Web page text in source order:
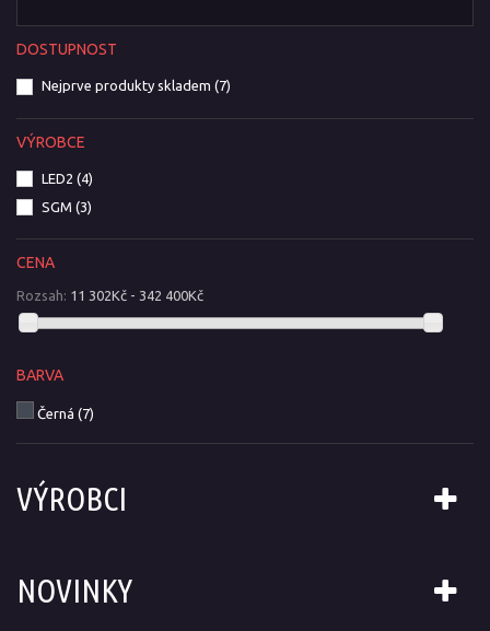
DOSTUPNOST
Nejprve produkty skladem (7)
VÝROBCE
LED2 (4)
SGM (3)
CENA
Rozsah: 11 302Kč - 342 400Kč
BARVA
Černá (7)
VÝROBCI
NOVINKY